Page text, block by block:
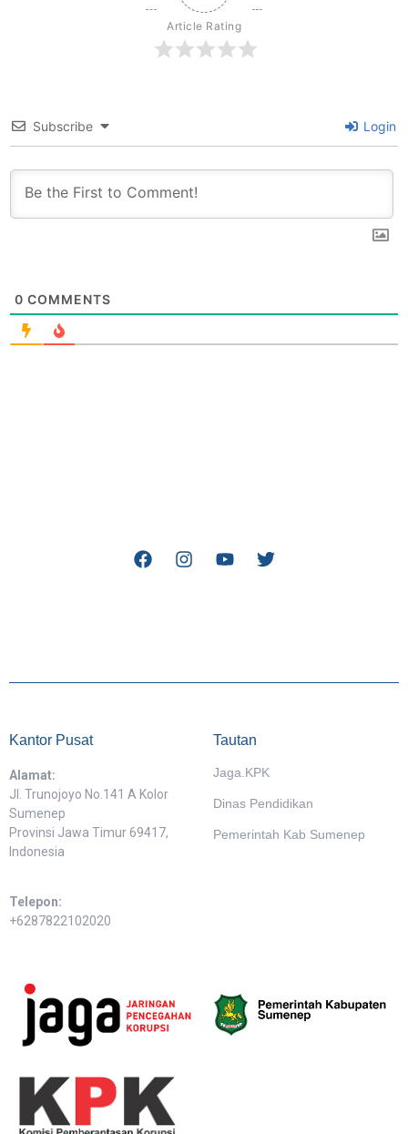
Article Rating
Subscribe Login
0 COMMENTS
Kantor Pusat
Alamat:
Jl. Trunojoyo No.141 A Kolor
Sumenep
Provinsi Jawa Timur 69417,
Indonesia
Telepon:
+6287822102020
Tautan
Jaga.KPK
Dinas Pendidikan
Pemerintah Kab Sumenep